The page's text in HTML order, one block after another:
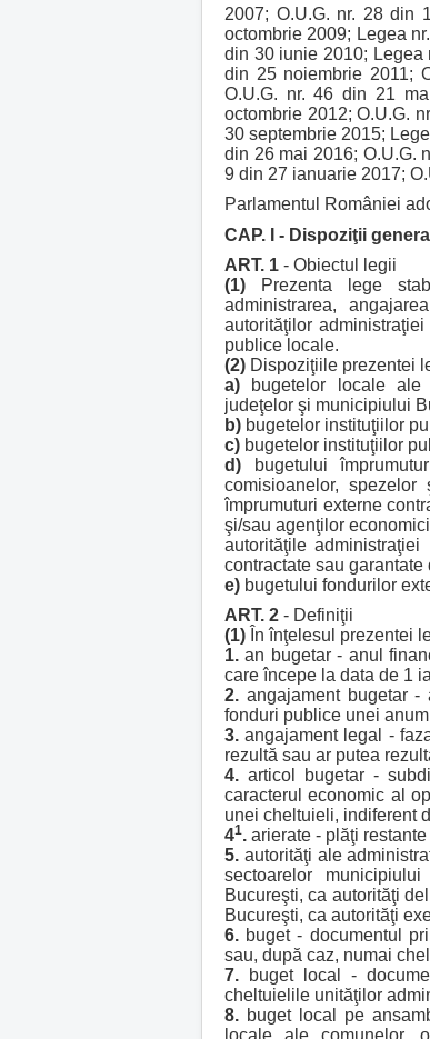
2007; O.U.G. nr. 28 din
octombrie 2009; Legea
din 30 iunie 2010; Legea
din 25 noiembrie 2011;
O.U.G. nr. 46 din 21
octombrie 2012; O.U.G.
30 septembrie 2015;
din 26 mai 2016; O.U.G.
9 din 27 ianuarie 2017;
Parlamentul României
CAP. I - Dispoziţii
ART. 1 - Obiectul legii
(1) Prezenta lege
administrarea,
autorităţilor
publice locale.
(2) Dispoziţiile prezentei
a) bugetelor locale ale
judeţelor şi municipiului
b) bugetelor instituţiilor
c) bugetelor instituţiilor
d) bugetului
comisioanelor,
împrumuturi externe
şi/sau agenţilor
autorităţile
contractate sau
e) bugetului fondurilor
ART. 2 - Definiţii
(1) În înţelesul prezentei
1. an bugetar - anul
care începe la data de 1
2. angajament bugetar
fonduri publice unei
3. angajament legal -
rezultă sau ar putea
4. articol bugetar -
caracterul economic al
unei cheltuieli, indiferent
41. arierate - plăţi
5. autorităţi ale
sectoarelor
Bucureşti, ca autorităţi
Bucureşti, ca autorităţi
6. buget - documentul
sau, după caz, numai
7. buget local -
cheltuielile unităţilor
8. buget local pe
locale ale comunelor,